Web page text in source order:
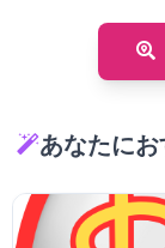
あなたにお